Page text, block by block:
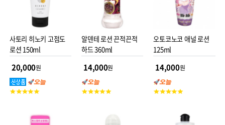
사토리 히노키 고점도
로션 150ml
20,000원
고
알덴테 로션 끈적끈적
하드 360ml
14,000원
고
오토코노코 애널 로션
125ml
14,000원
고